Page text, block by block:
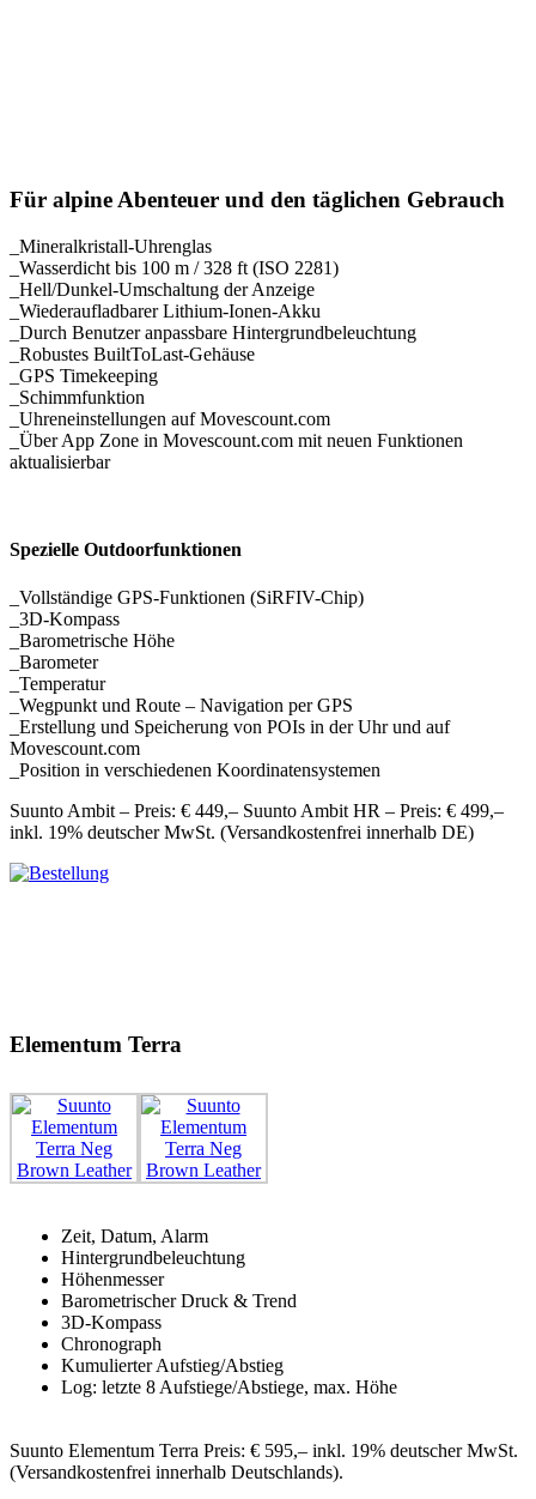
Für alpine Abenteuer und den täglichen Gebrauch
_Mineralkristall-Uhrenglas
_Wasserdicht bis 100 m / 328 ft (ISO 2281)
_Hell/Dunkel-Umschaltung der Anzeige
_Wiederaufladbarer Lithium-Ionen-Akku
_Durch Benutzer anpassbare Hintergrundbeleuchtung
_Robustes BuiltToLast-Gehäuse
_GPS Timekeeping
_Schimmfunktion
_Uhreneinstellungen auf Movescount.com
_Über App Zone in Movescount.com mit neuen Funktionen
aktualisierbar
Spezielle Outdoorfunktionen
_Vollständige GPS-Funktionen (SiRFIV-Chip)
_3D-Kompass
_Barometrische Höhe
_Barometer
_Temperatur
_Wegpunkt und Route – Navigation per GPS
_Erstellung und Speicherung von POIs in der Uhr und auf
Movescount.com
_Position in verschiedenen Koordinatensystemen
Suunto Ambit – Preis: € 449,– Suunto Ambit HR – Preis: € 499,–
inkl. 19% deutscher MwSt. (Versandkostenfrei innerhalb DE)
Elementum Terra
Zeit, Datum, Alarm
Hintergrundbeleuchtung
Höhenmesser
Barometrischer Druck & Trend
3D-Kompass
Chronograph
Kumulierter Aufstieg/Abstieg
Log: letzte 8 Aufstiege/Abstiege, max. Höhe
Suunto Elementum Terra Preis: € 595,– inkl. 19% deutscher MwSt.
(Versandkostenfrei innerhalb Deutschlands).